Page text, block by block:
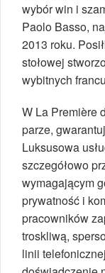
wybór win i
Paolo Basso,
2013 roku.
stołowej
wybitnych
W La Première
parze,
Luksusowa
szczegółowo
wymagającym
prywatność i
pracowników
troskliwą,
linii